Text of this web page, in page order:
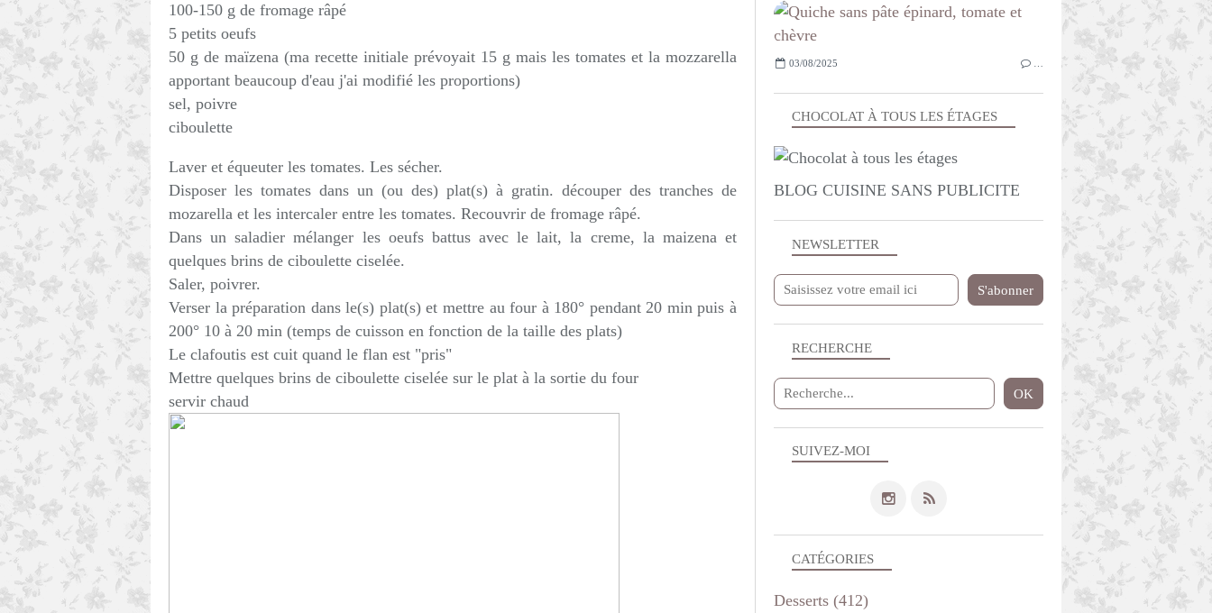
100-150 g de fromage râpé
5 petits oeufs
50 g de maïzena (ma recette initiale prévoyait 15 g mais les tomates et la mozzarella
apportant beaucoup d'eau j'ai modifié les proportions)
sel, poivre
ciboulette
Laver et équeuter les tomates. Les sécher.
Disposer les tomates dans un (ou des) plat(s) à gratin. découper des tranches de
mozarella et les intercaler entre les tomates. Recouvrir de fromage râpé.
Dans un saladier mélanger les oeufs battus avec le lait, la creme, la maizena et
quelques brins de ciboulette ciselée.
Saler, poivrer.
Verser la préparation dans le(s) plat(s) et mettre au four à 180° pendant 20 min puis à
200° 10 à 20 min (temps de cuisson en fonction de la taille des plats)
Le clafoutis est cuit quand le flan est "pris"
Mettre quelques brins de ciboulette ciselée sur le plat à la sortie du four
servir chaud
NEWSLETTER
SUIVEZ-MOI
RECHERCHE
CHOCOLAT À TOUS LES ÉTAGES
BLOG CUISINE SANS PUBLICITE
03/08/2025
CATÉGORIES
Desserts (412)